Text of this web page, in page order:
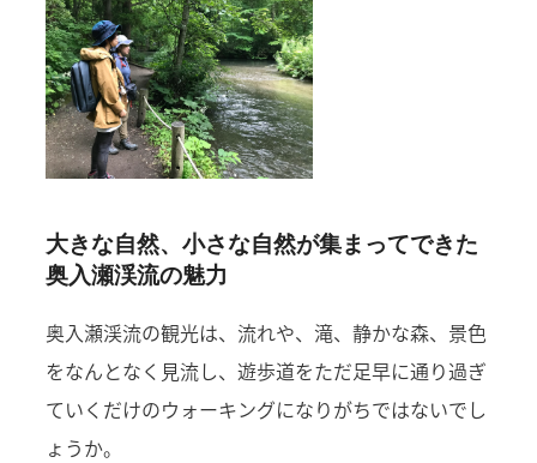
大きな自然、小さな自然が集まってできた
奥入瀬渓流の魅力
奥入瀬渓流の観光は、流れや、滝、静かな森、景色
をなんとなく見流し、遊歩道をただ足早に通り過ぎ
ていくだけのウォーキングになりがちではないでし
ょうか。